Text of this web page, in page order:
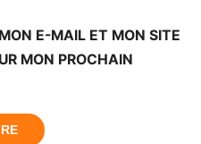
E-MAIL ET MON SITE
MON PROCHAIN